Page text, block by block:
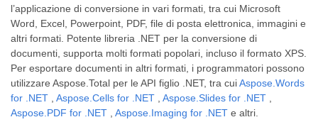
l’applicazione di conversione in vari formati, tra cui Microsoft
Word, Excel, Powerpoint, PDF, file di posta elettronica, immagini e
altri formati. Potente libreria .NET per la conversione di
documenti, supporta molti formati popolari, incluso il formato XPS.
Per esportare documenti in altri formati, i programmatori possono
utilizzare Aspose.Total per le API figlio .NET, tra cuiAspose.Words
for .NET
Aspose.Cells for .NET Aspose.Slides for .NET
Aspose.PDF for .NET
Aspose.Imaging for .NET e altri.